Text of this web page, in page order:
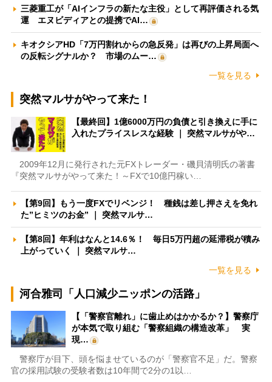
三菱重工が「AIインフラの新たな主役」として再評価される気
運 エヌビディアとの提携でAI…
キオクシアHD「7万円割れからの急反発」は再びの上昇局面へ
の反転シグナルか？ 市場のムー…
一覧を見る
突然マルサがやって来た！
【最終回】1億6000万円の負債と引き換えに手に
入れたプライスレスな経験 ｜ 突然マルサがや…
2009年12月に発行された元FXトレーダー・磯貝清明氏の著書
『突然マルサがやって来た！～FXで10億円稼い…
【第9回】もう一度FXでリベンジ！ 種銭は差し押さえを免れ
た”ヒミツのお金” ｜ 突然マルサ…
【第8回】年利はなんと14.6％！ 毎日5万円超の延滞税が積み
上がっていく ｜ 突然マルサ…
一覧を見る
河合雅司「人口減少ニッポンの活路」
【「警察官離れ」に歯止めはかかるか？】警察庁
が本気で取り組む「警察組織の構造改革」 実
現…
警察庁が目下、頭を悩ませているのが「警察官不足」だ。警察
官の採用試験の受験者数は10年間で2分の1以…